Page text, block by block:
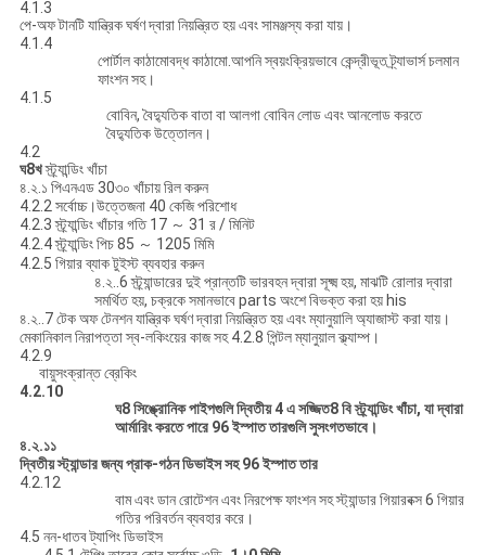
4.1.3
পে-অফ টানটি যান্ত্রিক ঘর্ষণ দ্বারা নিয়ন্ত্রিত হয় এবং সামঞ্জস্য করা যায়।
4.1.4
পোর্টাল কাঠামোবদ্ধ কাঠামো.আপনি স্বয়ংক্রিয়ভাবে কেন্দ্রীভূত ট্র্যাভার্স চলমান
ফাংশন সহ।
4.1.5
বোবিন, বৈদ্যুতিক বাতা বা আলগা বোবিন লোড এবং আনলোড করতে
বৈদ্যুতিক উত্তোলন।
4.2
ঘ8খস্ট্র্যান্ডিং খাঁচা
৪.২.১ পিএনএড 30৩০ খাঁচায় রিল করুন
4.2.2 সর্বোচ্চ।উত্তেজনা 40 কেজি পরিশোধ
4.2.3 স্ট্র্যান্ডিং খাঁচার গতি 17 ～ 31 র / মিনিট
4.2.4 স্ট্র্যান্ডিং পিচ 85 ～ 1205 মিমি
4.2.5 গিয়ার ব্যাক টুইস্ট ব্যবহার করুন
৪.২..6 স্ট্র্যান্ডারের দুই প্রান্তটি ভারবহন দ্বারা সূক্ষ্ম হয়, মাঝটি রোলার দ্বারা
সমর্থিত হয়, চক্রকে সমানভাবে parts অংশে বিভক্ত করা হয় his
৪.২..7 টেক অফ টেনশন যান্ত্রিক ঘর্ষণ দ্বারা নিয়ন্ত্রিত হয় এবং ম্যানুয়ালি অ্যাজাস্ট করা যায়।
মেকানিকাল নিরাপত্তা স্ব-লকিংয়ের কাজ সহ 4.2.8 পিন্টল ম্যানুয়াল ক্ল্যাম্প।
4.2.9
বায়ুসংক্রান্ত ব্রেকিং
4.2.10
ঘ8সিঙ্ক্রোনিক পাইপগুলি দ্বিতীয় 4 এ সজ্জিত8বি স্ট্র্যান্ডিং খাঁচা, যা দ্বারা
আর্মারিং করতে পারে 96ইস্পাত তারগুলি সুসংগতভাবে।
৪.২.১১
দ্বিতীয় স্ট্যান্ডারজন্য প্রাক-গঠন ডিভাইস সহ96ইস্পাত তার
4.2.12
বাম এবং ডান রোটেশন এবং নিরপেক্ষ ফাংশন সহ স্ট্যান্ডার গিয়ারবক্স 6 গিয়ার
গতির পরিবর্তন ব্যবহার করে।
4.5 নন-ধাতব ট্যাপিং ডিভাইস